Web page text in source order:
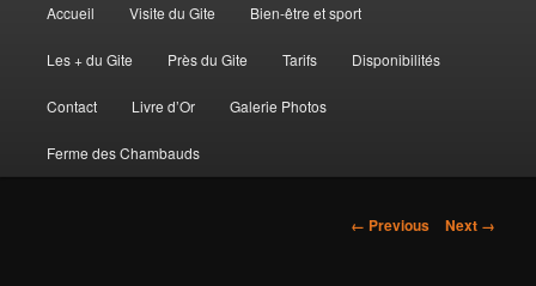
Skip
to
primary
Accueil Visite du Gite Bien-être et sport
Les + du Gite Près du Gite Tarifs Disponibilités
Contact Livre d’Or Galerie Photos
Ferme des Chambauds
Image
← Previous Next →